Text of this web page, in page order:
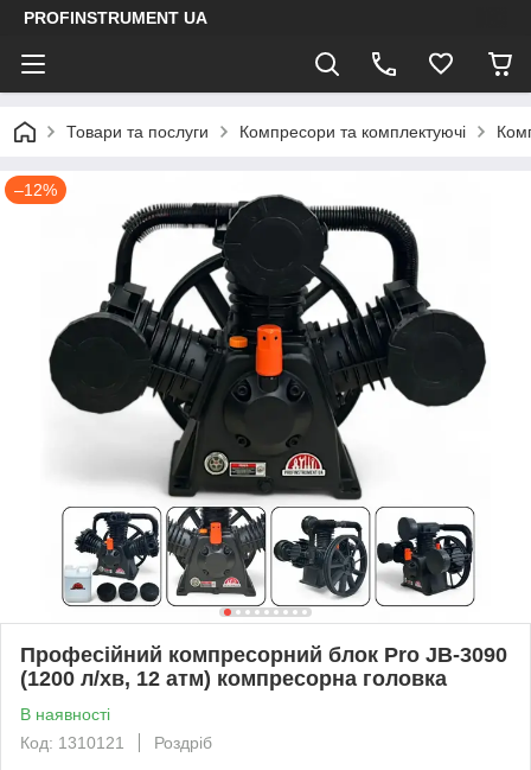
PROFINSTRUMENT UA
Товари та послуги Компресори та комплектуючі
–12%
Професійний компресорний блок Pro JB-3090
(1200 л/хв, 12 атм) компресорна головка
В наявності
Код: 1310121
Роздріб